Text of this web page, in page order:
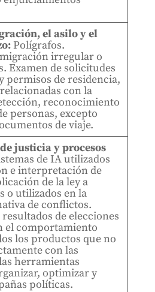
el asilo y el
Polígrafos.
irregular o
Examen de solicitudes
permisos de residencia,
con la
reconocimiento
personas, excepto
de viaje.
justicia y procesos
de IA utilizados
e interpretación de
de la ley a
o utilizados en la
de conflictos.
de elecciones
el comportamiento
los productos que no
con las
herramientas
optimizar y
políticas.